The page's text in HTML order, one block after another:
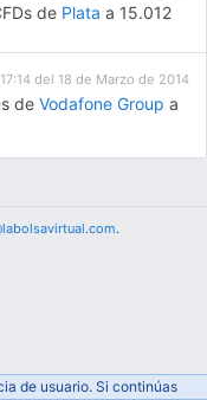
de Plata a 15.012
17:14 del 18 de Marzo de 2014
deVodafone Group a
.
de usuario. Si continúas